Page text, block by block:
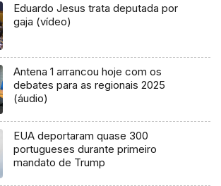
Eduardo Jesus trata deputada por
gaja (vídeo)
Antena 1 arrancou hoje com os
debates para as regionais 2025
(áudio)
EUA deportaram quase 300
portugueses durante primeiro
mandato de Trump